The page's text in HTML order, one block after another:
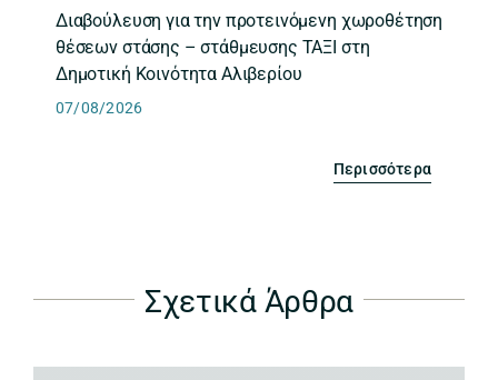
Διαβούλευση για την προτεινόμενη χωροθέτηση
θέσεων στάσης – στάθμευσης ΤΑΞΙ στη
Δημοτική Κοινότητα Αλιβερίου
07/08/2026
Περισσότερα
Σχετικά Άρθρα